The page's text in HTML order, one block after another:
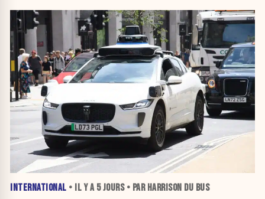
INTERNATIONAL • IL Y A 5 JOURS• PAR HARRISON DU BUS